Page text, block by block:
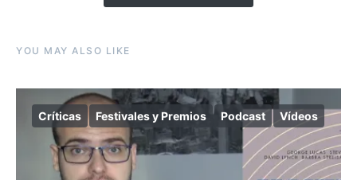
YOU MAY ALSO LIKE
Críticas Festivales y Premios Podcast Vídeos